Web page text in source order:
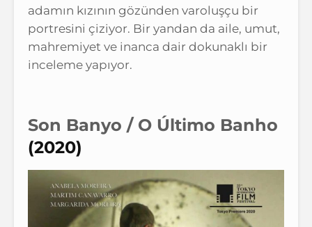
adamın kızının gözünden varoluşçu bir
portresini çiziyor. Bir yandan da aile, umut,
mahremiyet ve inanca dair dokunaklı bir
inceleme yapıyor.
Son Banyo / O Último Banho
(2020)